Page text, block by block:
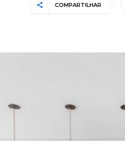
COMPARTILHAR